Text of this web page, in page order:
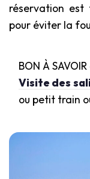
réservation
pour éviter la
BON À
Visite des
ou petit train